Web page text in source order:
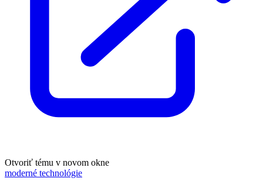
Otvoriť tému v novom okne
moderné technológie